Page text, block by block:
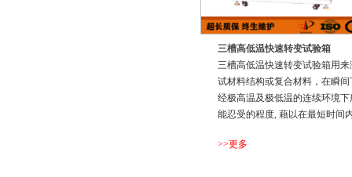
三槽高低温快速转变试验箱
三槽高低温快速转变试验箱用来
试材料结构或复合材料，在瞬间
经极高温及极低温的连续环境下
能忍受的程度, 藉以在最短时间
或物理伤害，确认产品的品质
>>更多